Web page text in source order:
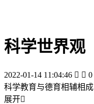
科学世界观
2022-01-14 11:04:46   0
科学教育与德育相辅相成
展开